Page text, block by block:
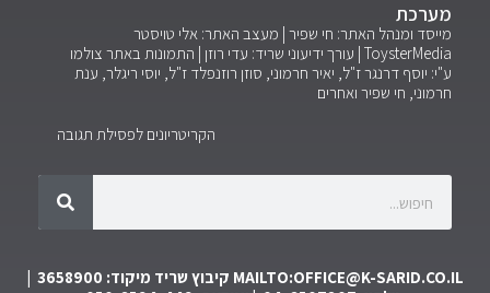
מערכת
מייסד ומנהל האתר: חי שפיר | מעצב האתר: אלי טויסטר
ToysterMedia | עורך ידיעוני שריד: עדי רוזן | התמונות באתר צולמו
ע"י: יוסף דרנגר ז"ל, יאיר חרמוני, סוזן רוזנפלד ז"ל, יוסי ריגלר, ענת
חרמוני, חי שפיר ואחרים
הקריטריונים לפסילת תגובה
MAILTO:OFFICE@K-SARID.CO.IL